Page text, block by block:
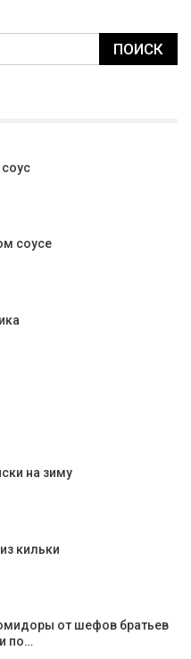
соусе
на зиму
кильки
от шефов братьев
по…